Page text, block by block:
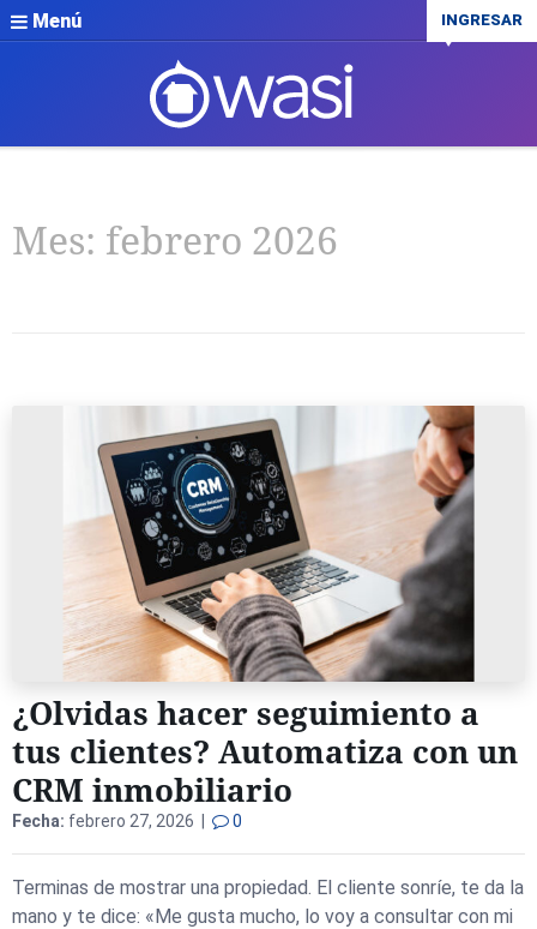
Menú INGRESAR
Mes: febrero 2026
¿Olvidas hacer seguimiento a
tus clientes? Automatiza con un
CRM inmobiliario
Fecha: febrero 27, 2026 | 0
Terminas de mostrar una propiedad. El cliente sonríe, te da la
mano y te dice: «Me gusta mucho, lo voy a consultar con mi